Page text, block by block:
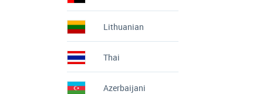
Lithuanian
Thai
Azerbaijani